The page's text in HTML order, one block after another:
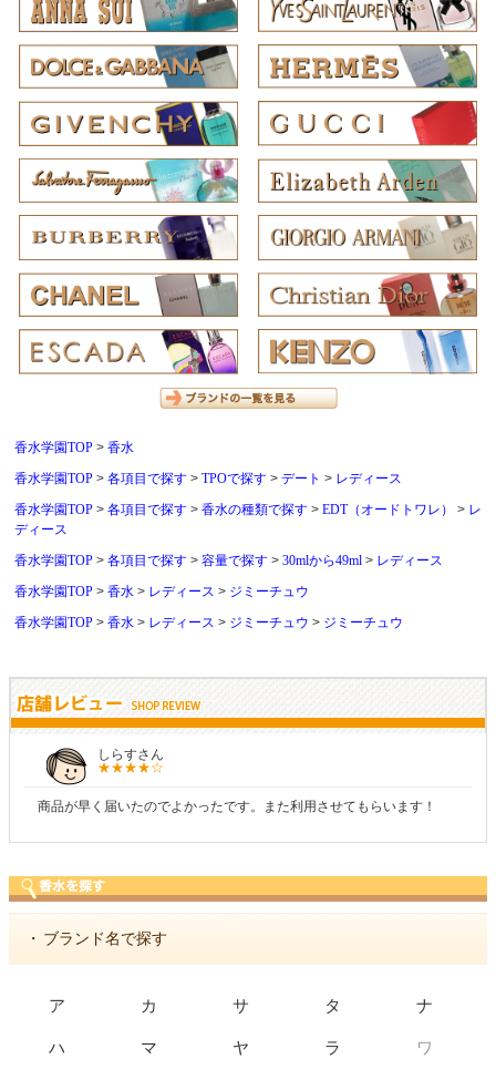
香水学園TOP
香水
香水学園TOP
各項目で探す TPOで探す デート
レディース
香水学園TOP
各項目で探す 香水の種類で探す EDT（オードトワレ）
レ
ディース
香水学園TOP
各項目で探す 容量で探す 30mlから49ml
レディース
香水学園TOP
香水 レディース
ジミーチュウ
香水学園TOP
香水 レディース ジミーチュウ ジミーチュウ
しらすさん
商品が早く届いたのでよかったです。また利用させてもらいます！
・ ブランド名で探す
ア カ サ タ ナ
ハ マ ヤ ラ ワ